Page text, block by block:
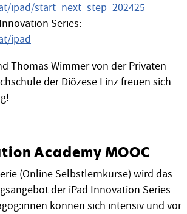
ipad/start_next_step_202425
Series:
ipad
Thomas Wimmer von der Privaten
der Diözese Linz freuen sich
Academy MOOC
(Online Selbstlernkurse) wird das
der iPad Innovation Series
können sich intensiv und vor